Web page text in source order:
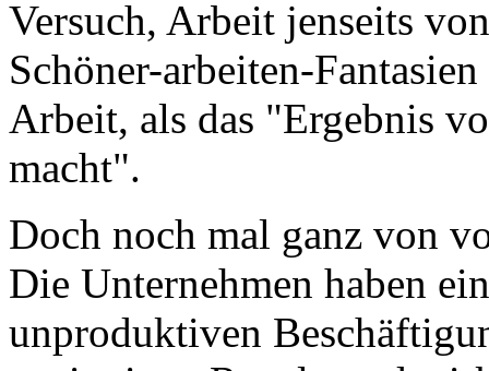
Versuch, Arbeit jenseits
Schöner-arbeiten-
Arbeit, als das "Ergebnis
macht".
Doch noch mal ganz von
Die Unternehmen haben
unproduktiven